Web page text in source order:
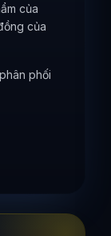
của
của
phối